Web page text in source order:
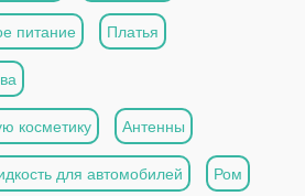
питание Платья
косметику Антенны
для автомобилей Ром